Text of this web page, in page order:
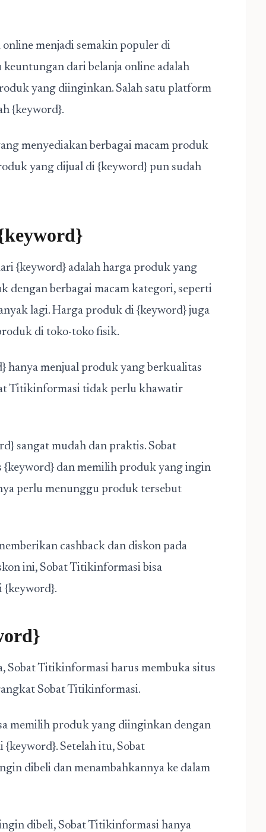
menjadi semakin populer di
keuntungan dari belanja online adalah
yang diinginkan. Salah satu platform
{keyword}.
menyediakan berbagai macam produk
yang dijual di {keyword} pun sudah
{keyword} adalah harga produk yang
dengan berbagai macam kategori, seperti
lagi. Harga produk di {keyword} juga
di toko-toko fisik.
hanya menjual produk yang berkualitas
Titikinformasi tidak perlu khawatir
sangat mudah dan praktis. Sobat
dan memilih produk yang ingin
perlu menunggu produk tersebut
cashback dan diskon pada
ini, Sobat Titikinformasi bisa
{keyword}.
Sobat Titikinformasi harus membuka situs
Sobat Titikinformasi.
memilih produk yang diinginkan dengan
Setelah itu, Sobat
dibeli dan menambahkannya ke dalam
dibeli, Sobat Titikinformasi hanya